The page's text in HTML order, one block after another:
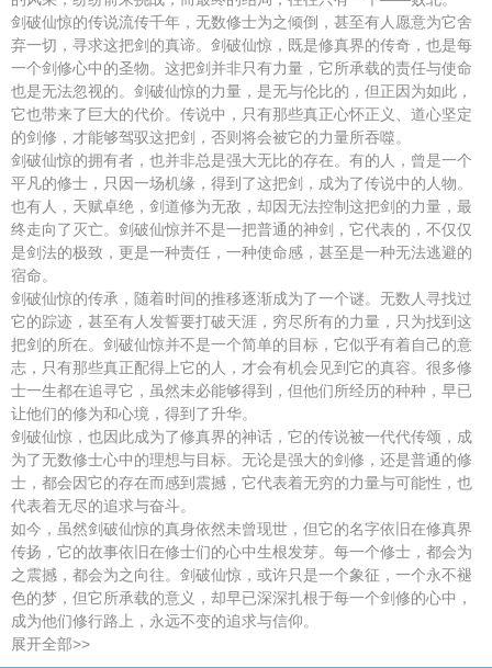
剑破仙惊的传说流传千年，无数修士为之倾倒，甚至有人愿意为它舍
弃一切，寻求这把剑的真谛。剑破仙惊，既是修真界的传奇，也是每
一个剑修心中的圣物。这把剑并非只有力量，它所承载的责任与使命
也是无法忽视的。剑破仙惊的力量，是无与伦比的，但正因为如此，
它也带来了巨大的代价。传说中，只有那些真正心怀正义、道心坚定
的剑修，才能够驾驭这把剑，否则将会被它的力量所吞噬。
剑破仙惊的拥有者，也并非总是强大无比的存在。有的人，曾是一个
平凡的修士，只因一场机缘，得到了这把剑，成为了传说中的人物。
也有人，天赋卓绝，剑道修为无敌，却因无法控制这把剑的力量，最
终走向了灭亡。剑破仙惊并不是一把普通的神剑，它代表的，不仅仅
是剑法的极致，更是一种责任，一种使命感，甚至是一种无法逃避的
宿命。
剑破仙惊的传承，随着时间的推移逐渐成为了一个谜。无数人寻找过
它的踪迹，甚至有人发誓要打破天涯，穷尽所有的力量，只为找到这
把剑的所在。剑破仙惊并不是一个简单的目标，它似乎有着自己的意
志，只有那些真正配得上它的人，才会有机会见到它的真容。很多修
士一生都在追寻它，虽然未必能够得到，但他们所经历的种种，早已
让他们的修为和心境，得到了升华。
剑破仙惊，也因此成为了修真界的神话，它的传说被一代代传颂，成
为了无数修士心中的理想与目标。无论是强大的剑修，还是普通的修
士，都会因它的存在而感到震撼，它代表着无穷的力量与可能性，也
代表着无尽的追求与奋斗。
如今，虽然剑破仙惊的真身依然未曾现世，但它的名字依旧在修真界
传扬，它的故事依旧在修士们的心中生根发芽。每一个修士，都会为
之震撼，都会为之向往。剑破仙惊，或许只是一个象征，一个永不褪
色的梦，但它所承载的意义，却早已深深扎根于每一个剑修的心中，
成为他们修行路上，永远不变的追求与信仰。
展开全部>>